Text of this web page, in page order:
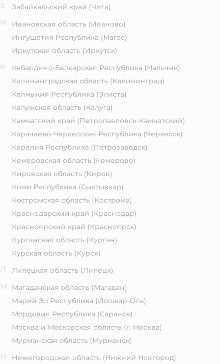
Забайкальский край (Чита)
Ивановская область (Иваново)
Ингушетия Республика (Магас)
Иркутская область (Иркутск)
Кабардино-Балкарская Республика (Нальчик)
Калининградская область (Калининград)
Калмыкия Республика (Элиста)
Калужская область (Калуга)
Камчатский край (Петропавловск-Камчатский)
Карачаево-Черкесская Республика (Черкесск)
Карелия Республика (Петрозаводск)
Кемеровская область (Кемерово)
Кировская область (Киров)
Коми Республика (Сыктывкар)
Костромская область (Кострома)
Краснодарский край (Краснодар)
Красноярский край (Красноярск)
Курганская область (Курган)
Курская область (Курск)
Липецкая область (Липецк)
Магаданская область (Магадан)
Марий Эл Республика (Йошкар-Ола)
Мордовия Республика (Саранск)
Москва и Московская область (г. Москва)
Мурманская область (Мурманск)
Нижегородская область (Нижний Новгород)